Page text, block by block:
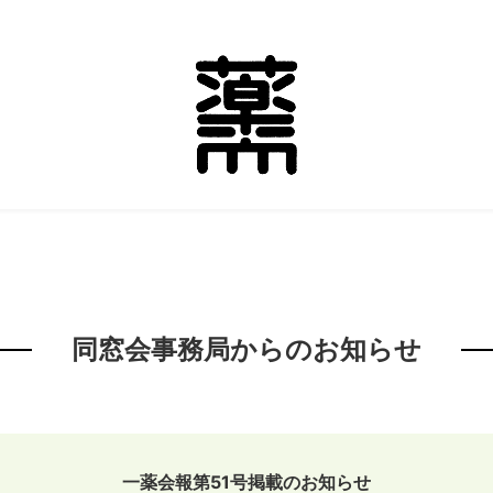
同窓会事務局からのお知らせ
一薬会報第51号掲載のお知らせ